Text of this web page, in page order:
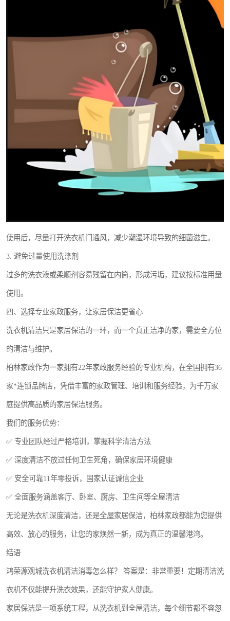
使用后，尽量打开洗衣机门通风，减少潮湿环境导致的细菌滋生。
3. 避免过量使用洗涤剂
过多的洗衣液或柔顺剂容易残留在内筒，形成污垢，建议按标准用量
使用。
四、选择专业家政服务，让家居保洁更省心
洗衣机清洁只是家居保洁的一环，而一个真正洁净的家，需要全方位
的清洁与维护。
柏林家政作为一家拥有22年家政服务经验的专业机构，在全国拥有36
家*连锁品牌店，凭借丰富的家政管理、培训和服务经验，为千万家
庭提供高品质的家居保洁服务。
我们的服务优势：
✅ 专业团队经过严格培训，掌握科学清洁方法
✅ 深度清洁不放过任何卫生死角，确保家居环境健康
✅ 安全可靠11年零投诉，国家认证诚信企业
✅ 全面服务涵盖客厅、卧室、厨房、卫生间等全屋清洁
无论是洗衣机深度清洁，还是全屋家居保洁，柏林家政都能为您提供
高效、放心的服务，让您的家焕然一新，成为真正的温馨港湾。
结语
鸿荣源观城洗衣机清洁消毒怎么样？ 答案是：非常重要！定期清洁洗
衣机不仅能提升洗衣效果，还能守护家人健康。
家居保洁是一项系统工程，从洗衣机到全屋清洁，每个细节都不容忽